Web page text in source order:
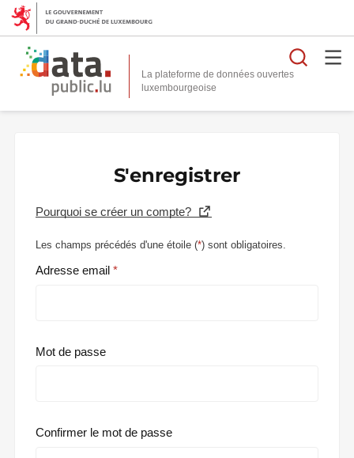
La plateforme de données ouvertes
S'enregistrer
Pourquoi se créer un compte?
Les champs précédés d'une étoile (*) sont obligatoires.
Adresse email
Mot de passe
Confirmer le mot de passe